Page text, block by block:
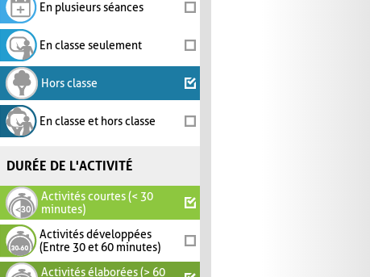
En plusieurs séances
En classe seulement
Hors classe
En classe et hors classe
DURÉE DE L'ACTIVITÉ
Activités courtes (< 30
minutes)
Activités développées
(Entre 30 et 60 minutes)
Activités élaborées (> 60